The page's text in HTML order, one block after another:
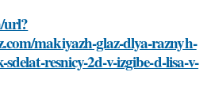
url?
makiyazh-glaz-dlya-raznyh-
resnicy-2d-v-izgibe-d-lisa-v-